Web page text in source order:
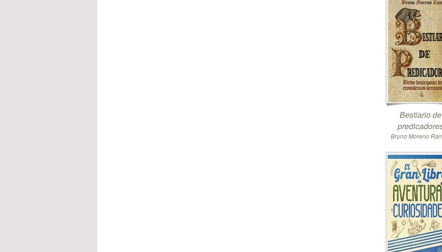
Bestiario de
Bruno Moreno